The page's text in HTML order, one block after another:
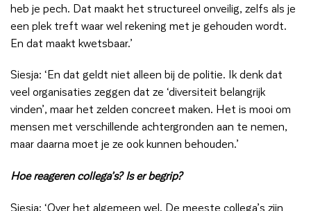
heb je pech. Dat maakt het structureel onveilig, zelfs als je
een plek treft waar wel rekening met je gehouden wordt.
En dat maakt kwetsbaar.’
Siesja: ‘En dat geldt niet alleen bij de politie. Ik denk dat
veel organisaties zeggen dat ze ‘diversiteit belangrijk
vinden’, maar het zelden concreet maken. Het is mooi om
mensen met verschillende achtergronden aan te nemen,
maar daarna moet je ze ook kunnen behouden.’
Hoe reageren collega’s? Is er begrip?
Siesja: ‘Over het algemeen wel. De meeste collega’s zijn